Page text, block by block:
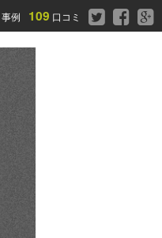
事例 109 口コミ